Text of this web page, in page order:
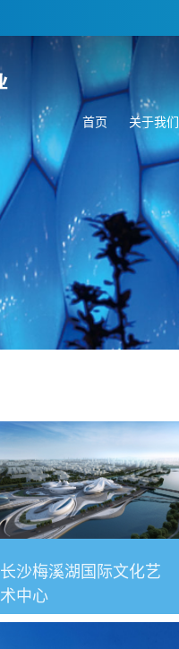
首页 关于我们
长沙梅溪湖国际文化艺
术中心